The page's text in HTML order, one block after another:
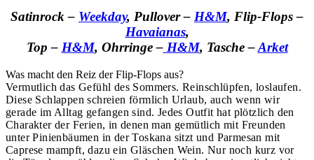
Satinrock – Weekday, Pullover – H&M, Flip-Flops –
Havaianas,
Top – H&M, Ohrringe –H&M, Tasche –Arket
Was macht den Reiz der Flip-Flops aus?
Vermutlich das Gefühl des Sommers. Reinschlüpfen, loslaufen.
Diese Schlappen schreien förmlich Urlaub, auch wenn wir
gerade im Alltag gefangen sind. Jedes Outfit hat plötzlich den
Charakter der Ferien, in denen man gemütlich mit Freunden
unter Pinienbäumen in der Toskana sitzt und Parmesan mit
Caprese mampft, dazu ein Gläschen Wein. Nur noch kurz vor